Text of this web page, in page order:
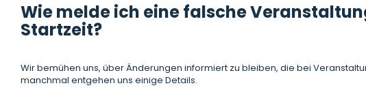
Wie melde ich eine falsche
Startzeit?
Wir bemühen uns, über Änderungen informiert zu bleiben, die bei
manchmal entgehen uns einige Details.